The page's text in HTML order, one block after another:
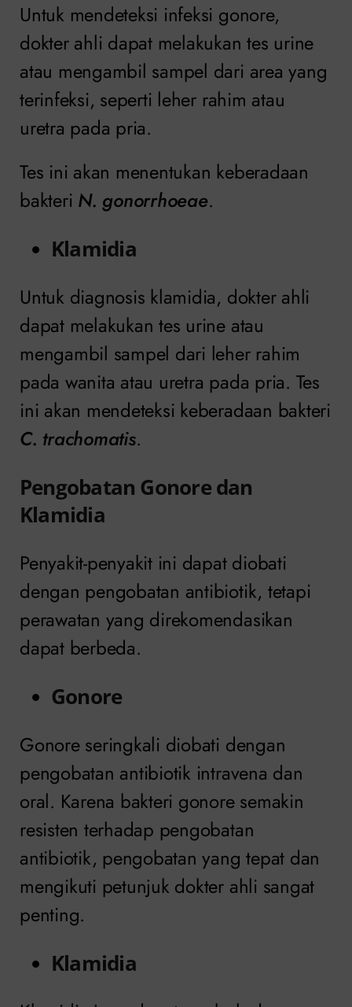
Untuk mendeteksi infeksi gonore,
dokter ahli dapat melakukan tes urine
atau mengambil sampel dari area yang
terinfeksi, seperti leher rahim atau
uretra pada pria.
Tes ini akan menentukan keberadaan
bakteri N. gonorrhoeae.
Klamidia
Untuk diagnosis klamidia, dokter ahli
dapat melakukan tes urine atau
mengambil sampel dari leher rahim
pada wanita atau uretra pada pria. Tes
ini akan mendeteksi keberadaan bakteri
C. trachomatis.
Pengobatan Gonore dan
Klamidia
Penyakit-penyakit ini dapat diobati
dengan pengobatan antibiotik, tetapi
perawatan yang direkomendasikan
dapat berbeda.
Gonore
Gonore seringkali diobati dengan
pengobatan antibiotik intravena dan
oral. Karena bakteri gonore semakin
resisten terhadap pengobatan
antibiotik, pengobatan yang tepat dan
mengikuti petunjuk dokter ahli sangat
penting.
Klamidia